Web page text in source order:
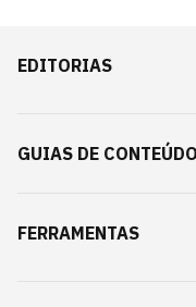
EDITORIAS
GUIAS DE CONTEÚDO
FERRAMENTAS